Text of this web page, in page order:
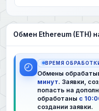
Обмен Ethereum (ETH)
ВРЕМЯ
Обмены
минут. Заявки,
попасть на
обработаны с
создании заявки.